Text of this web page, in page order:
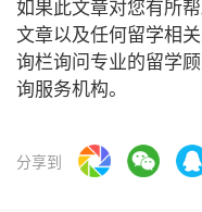
如果此文章对您有所
文章以及任何留学相
询栏询问专业的留学
询服务机构。
分享到